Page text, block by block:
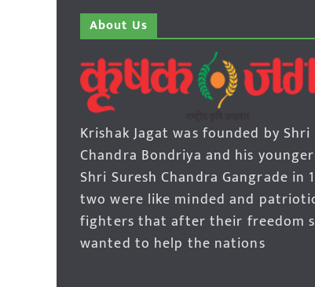
About Us
Krishak Jagat was founded by
Chandra Bondriya and his
Shri Suresh Chandra Gangrade in
two were like minded and
fighters that after their freedom
wanted to help the nations